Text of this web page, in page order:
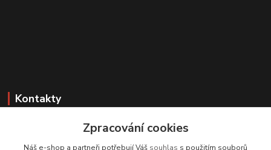
Kontakty
Zákaznická podpora
+420 608 331 344
Zpracování cookies
Náš e-shop a partneři potřebují Váš souhlas s použitím souborů